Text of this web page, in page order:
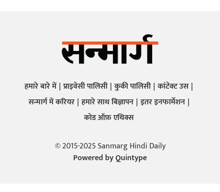
हमारे बारे में प्राइवेसी पालिसी कुकी पालिसी कांटेक्ट उस
सन्मार्ग में करियर हमारे साथ बिज्ञापन इतर इनफार्मेशन
कोड ऑफ़ एथिक्स
© 2015-2025 Sanmarg Hindi Daily
Powered byQuintype